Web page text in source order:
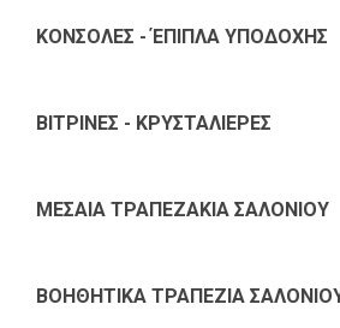
ΚΟΝΣΟΛΕΣ - ΈΠΙΠΛΑ ΥΠΟΔΟΧΗΣ
ΒΙΤΡΙΝΕΣ - ΚΡΥΣΤΑΛΙΕΡΕΣ
ΜΕΣΑΙΑ ΤΡΑΠΕΖΑΚΙΑ ΣΑΛΟΝΙΟΥ
ΒΟΗΘΗΤΙΚΑ ΤΡΑΠΕΖΙΑ